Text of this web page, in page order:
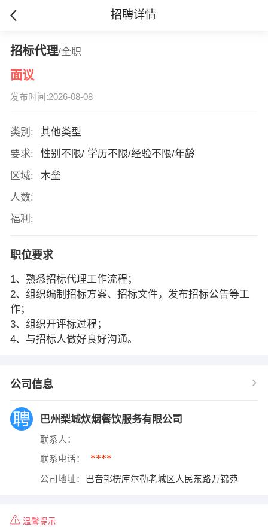
招聘详情
招标代理/全职
面议
发布时间:2026-08-08
类别:
其他类型
要求:
性别不限/ 学历不限/经验不限/年龄
区域:
木垒
人数:
福利:
职位要求
1、熟悉招标代理工作流程；
2、组织编制招标方案、招标文件，发布招标公告等工
作；
3、组织开评标过程；
4、与招标人做好良好沟通。
公司信息
巴州梨城炊烟餐饮服务有限公司
联系人：
联系电话： ****
公司地址： 巴音郭楞库尔勒老城区人民东路万锦苑
温馨提示